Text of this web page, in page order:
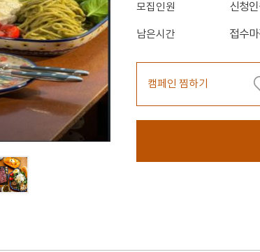
모집인원 신청
남은시간 접수
캠페인 찜하기